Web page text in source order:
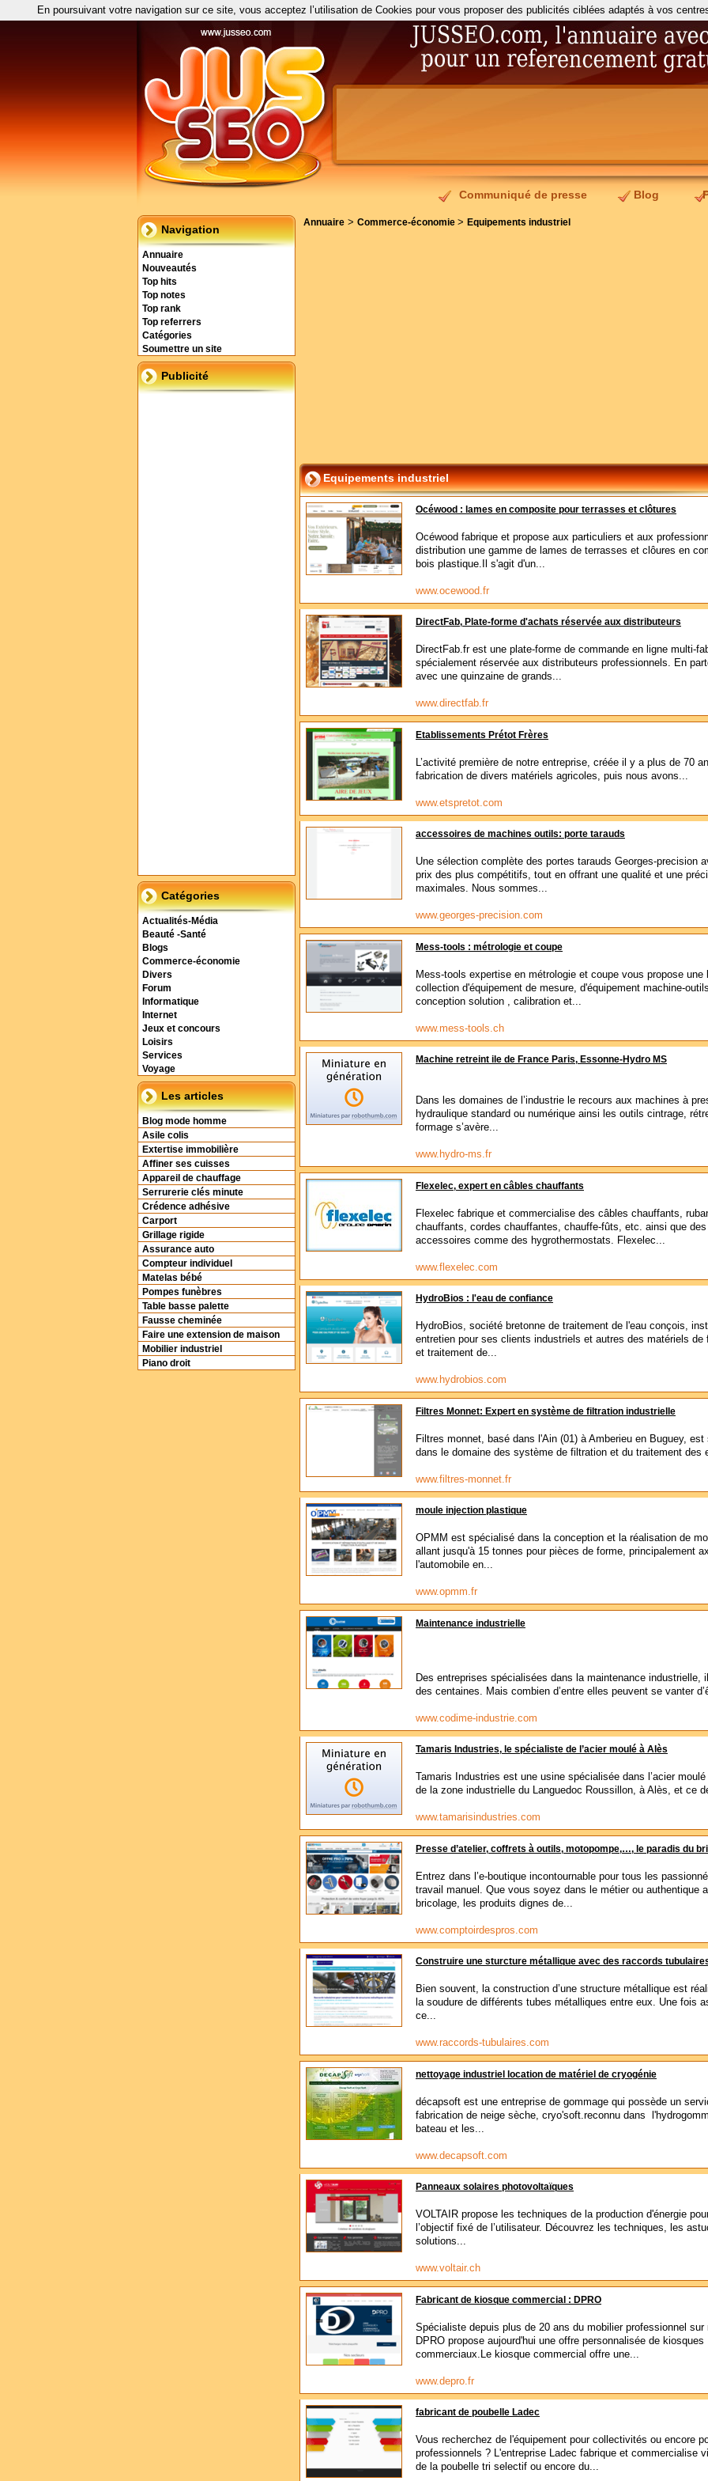
Communiqué de presse Blog
Navigation
Annuaire
Nouveautés
Top hits
Top notes
Top rank
Top referrers
Catégories
Soumettre un site
Publicité
Catégories
Actualités-Média
Beauté -Santé
Blogs
Commerce-économie
Divers
Forum
Informatique
Internet
Jeux et concours
Loisirs
Services
Voyage
Les articles
Blog mode homme
Asile colis
Extertise immobilière
Affiner ses cuisses
Appareil de chauffage
Serrurerie clés minute
Crédence adhésive
Carport
Grillage rigide
Assurance auto
Compteur individuel
Matelas bébé
Pompes funèbres
Table basse palette
Fausse cheminée
Faire une extension de maison
Mobilier industriel
Piano droit
Annuaire > Commerce-économie > Equipements industriel
Equipements industriel
Océwood : lames en composite pour terrasses et clôtures
Océwood fabrique et propose aux particuliers et aux
distribution une gamme de lames de terrasses et clôures en
bois plastique.Il s'agit d'un...
www.ocewood.fr
DirectFab, Plate-forme d'achats réservée aux distributeurs
DirectFab.fr est une plate-forme de commande en ligne multi-
spécialement réservée aux distributeurs professionnels. En
avec une quinzaine de grands...
www.directfab.fr
Etablissements Prétot Frères
L’activité première de notre entreprise, créée il y a plus de 70
fabrication de divers matériels agricoles, puis nous avons...
www.etspretot.com
accessoires de machines outils: porte tarauds
Une sélection complète des portes tarauds Georges-precision
prix des plus compétitifs, tout en offrant une qualité et une
maximales. Nous sommes...
www.georges-precision.com
Mess-tools : métrologie et coupe
Mess-tools expertise en métrologie et coupe vous propose une
collection d'équipement de mesure, d'équipement machine-
conception solution , calibration et...
www.mess-tools.ch
Machine retreint ile de France Paris, Essonne-Hydro MS
Dans les domaines de l’industrie le recours aux machines à
hydraulique standard ou numérique ainsi les outils cintrage,
formage s’avère...
www.hydro-ms.fr
Flexelec, expert en câbles chauffants
Flexelec fabrique et commercialise des câbles chauffants,
chauffants, cordes chauffantes, chauffe-fûts, etc. ainsi que des
accessoires comme des hygrothermostats. Flexelec...
www.flexelec.com
HydroBios : l'eau de confiance
HydroBios, société bretonne de traitement de l'eau conçois,
entretien pour ses clients industriels et autres des matériels de
et traitement de...
www.hydrobios.com
Filtres Monnet: Expert en système de filtration industrielle
Filtres monnet, basé dans l'Ain (01) à Amberieu en Buguey, est
dans le domaine des système de filtration et du traitement des
www.filtres-monnet.fr
moule injection plastique
OPMM est spécialisé dans la conception et la réalisation de
allant jusqu'à 15 tonnes pour pièces de forme, principalement
l'automobile en...
www.opmm.fr
Maintenance industrielle
Des entreprises spécialisées dans la maintenance industrielle,
des centaines. Mais combien d’entre elles peuvent se vanter
www.codime-industrie.com
Tamaris Industries, le spécialiste de l’acier moulé à Alès
Tamaris Industries est une usine spécialisée dans l’acier
de la zone industrielle du Languedoc Roussillon, à Alès, et ce
www.tamarisindustries.com
Presse d’atelier, coffrets à outils, motopompe,…, le paradis du
Entrez dans l’e-boutique incontournable pour tous les
travail manuel. Que vous soyez dans le métier ou authentique
bricolage, les produits dignes de...
www.comptoirdespros.com
Construire une sturcture métallique avec des raccords
Bien souvent, la construction d’une structure métallique est
la soudure de différents tubes métalliques entre eux. Une fois
ce...
www.raccords-tubulaires.com
nettoyage industriel location de matériel de cryogénie
décapsoft est une entreprise de gommage qui possède un
fabrication de neige sèche, cryo'soft.reconnu dans
bateau et les...
www.decapsoft.com
Panneaux solaires photovoltaïques
VOLTAIR propose les techniques de la production d'énergie
l’objectif fixé de l’utilisateur. Découvrez les techniques, les
solutions...
www.voltair.ch
Fabricant de kiosque commercial : DPRO
Spécialiste depuis plus de 20 ans du mobilier professionnel sur
DPRO propose aujourd'hui une offre personnalisée de kiosques
commerciaux.Le kiosque commercial offre une...
www.depro.fr
fabricant de poubelle Ladec
Vous recherchez de l'équipement pour collectivités ou encore
professionnels ? L'entreprise Ladec fabrique et commercialise
de la poubelle tri selectif ou encore du...
En poursuivant votre navigation sur ce site, vous acceptez l’utilisation de Cookies pour vous proposer des publicités ciblées adaptés à vos